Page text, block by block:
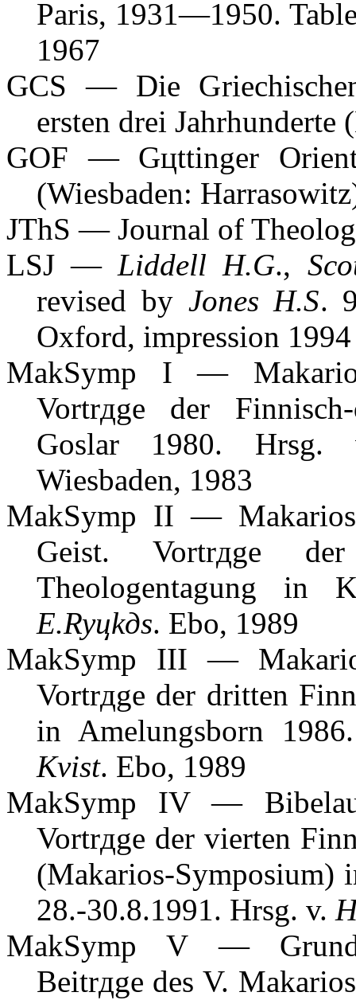
Paris, 1931—1950.
1967
GCS — Die
ersten drei Jahrhunderte
GOF — Gцttinger
(Wiesbaden:
JThS — Journal of
LSJ —Liddell H.G.,
revised by Jones H.S.
Oxford, impression 1994
MakSymp I —
Vortrдge der
Goslar 1980.
Wiesbaden, 1983
MakSymp II —
Geist. Vortrдge der
Theologentagung
E.Ryцkдs. Еbo, 1989
MakSymp III —
Vortrдge der dritten
in Amelungsborn
Kvist. Еbo, 1989
MakSymp IV —
Vortrдge der vierten
(Makarios-Symposium)
28.-30.8.1991. Hrsg. v.
MakSymp V —
Beitrдge des V.